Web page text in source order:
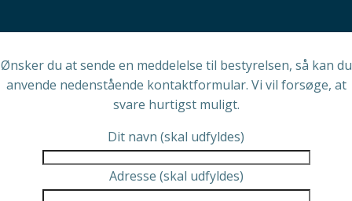
Ønsker du at sende en meddelelse til bestyrelsen, så kan du
anvende nedenstående kontaktformular. Vi vil forsøge, at
svare hurtigst muligt.
Dit navn (skal udfyldes)
Adresse (skal udfyldes)